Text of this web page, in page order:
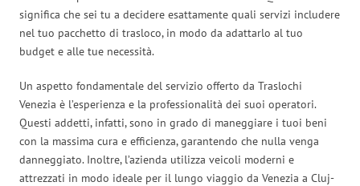
significa che sei tu a decidere esattamente quali servizi includere
nel tuo pacchetto di trasloco, in modo da adattarlo al tuo
budget e alle tue necessità.
Un aspetto fondamentale del servizio offerto da Traslochi
Venezia è l’esperienza e la professionalità dei suoi operatori.
Questi addetti, infatti, sono in grado di maneggiare i tuoi beni
con la massima cura e efficienza, garantendo che nulla venga
danneggiato. Inoltre, l’azienda utilizza veicoli moderni e
attrezzati in modo ideale per il lungo viaggio da Venezia a Cluj-